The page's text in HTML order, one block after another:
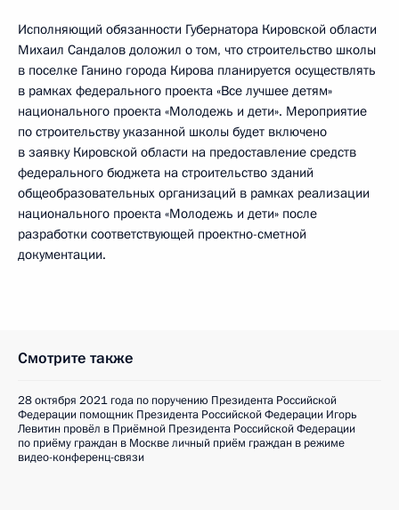
Исполняющий обязанности Губернатора Кировской области
Михаил Сандалов доложил о том, что строительство школы
в поселке Ганино города Кирова планируется осуществлять
в рамках федерального проекта «Все лучшее детям»
национального проекта «Молодежь и дети». Мероприятие
по строительству указанной школы будет включено
в заявку Кировской области на предоставление средств
федерального бюджета на строительство зданий
общеобразовательных организаций в рамках реализации
национального проекта «Молодежь и дети» после
разработки соответствующей проектно-сметной
документации.
Смотрите также
28 октября 2021 года по поручению Президента Российской
Федерации помощник Президента Российской Федерации Игорь
Левитин провёл в Приёмной Президента Российской Федерации
по приёму граждан в Москве личный приём граждан в режиме
видео-конференц-связи